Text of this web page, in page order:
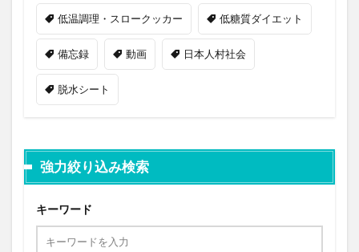
低温調理・スロークッカー 低糖質ダイエット
備忘録 動画 日本人村社会
脱水シート
強力絞り込み検索
キーワード